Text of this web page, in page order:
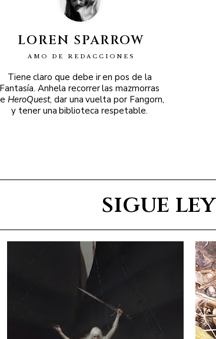
LOREN SPARROW
AMO DE REDACCIONES
Tiene claro que debe ir en pos de la
Fantasía. Anhela recorrer las mazmorras
HeroQuest, dar una vuelta por Fangorn,
y tener una biblioteca respetable.
sigue